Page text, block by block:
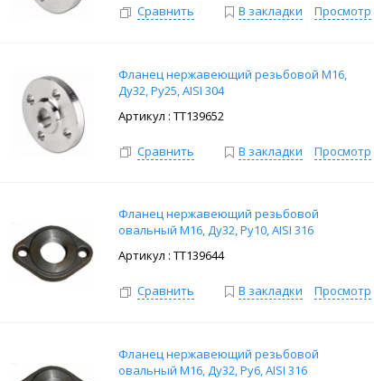
Сравнить В закладки Просмотр
Фланец нержавеющий резьбовой M16,
Ду32, Ру25, AISI 304
: ТТ139652
Сравнить В закладки Просмотр
Фланец нержавеющий резьбовой
овальный M16, Ду32, Ру10, AISI 316
: ТТ139644
Сравнить В закладки Просмотр
Фланец нержавеющий резьбовой
овальный M16, Ду32, Ру6, AISI 316